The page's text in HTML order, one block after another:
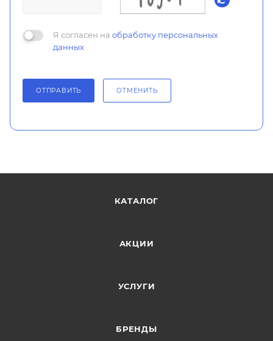
Я согласен на обработку персональных
данных
ОТПРАВИТЬ ОТМЕНИТЬ
КАТАЛОГ
АКЦИИ
УСЛУГИ
БРЕНДЫ